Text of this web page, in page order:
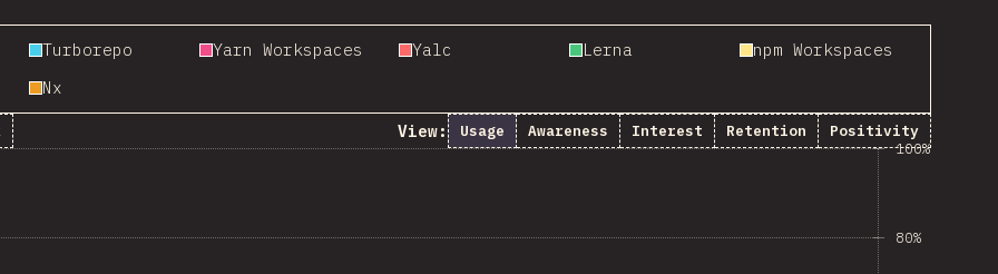
Turborepo Yarn Workspaces Yalc Lerna
npm Workspaces
Nx
View: Usage Awareness Interest Retention Positivity
80%
100%